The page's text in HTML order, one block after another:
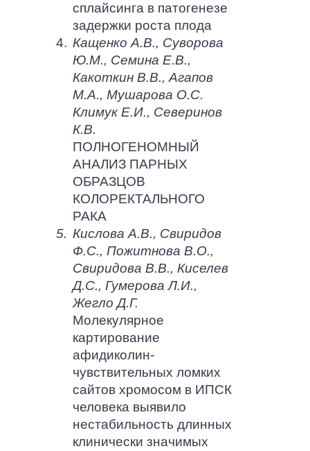
сплайсинга в патогенезе
задержки роста плода
4. Кащенко А.В., Суворова
Ю.М., Семина Е.В.,
Какоткин В.В., Агапов
М.А., Мушарова О.С.
Климук Е.И., Северинов
К.В.
ПОЛНОГЕНОМНЫЙ
АНАЛИЗ ПАРНЫХ
ОБРАЗЦОВ
КОЛОРЕКТАЛЬНОГО
РАКА
5. Кислова А.В., Свиридов
Ф.С., Пожитнова В.О.,
Свиридова В.В., Киселев
Д.С., Гумерова Л.И.,
Жегло Д.Г.
Молекулярное
картирование
афидиколин-
чувствительных ломких
сайтов хромосом в ИПСК
человека выявило
нестабильность длинных
клинически значимых